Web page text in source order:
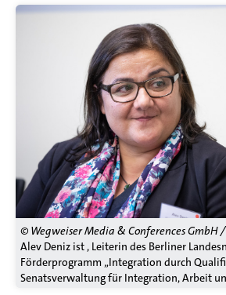
© Wegweiser Media & Conferences GmbH /
Alev Deniz ist , Leiterin des Berliner
Förderprogramm „Integration durch
Senatsverwaltung für Integration, Arbeit